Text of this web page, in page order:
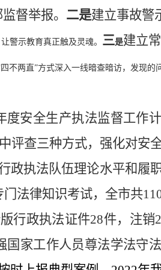
督举报。 二是建立事故警
警示教育真正触及灵魂。 三是建立
四不两直”方式深入一线暗查暗访，发现的
度安全生产执法监督工作
评查三种方式，强化对安
政执法队伍理论水平和履
法律知识考试，全市共
行政执法证件28件，注销
家工作人员尊法学法守